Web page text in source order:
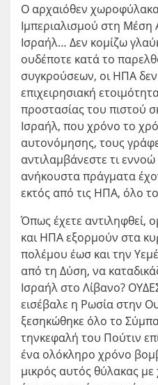
Ο αρχαιόθεν
Ιμπεριαλισμού στη Μέση
Ισραήλ… Δεν κομίζω
ουδέποτε κατά το
συγκρούσεων, οι ΗΠΑ δεν
επιχειρησιακή
προστασίας του πιστού
Ισραήλ, που χρόνο το
αυτονόμησης, τους
αντιλαμβάνεστε τι εννοώ
ανήκουστα πράγματα
εκτός από τις ΗΠΑ, όλο
Όπως έχετε αντιληφθεί,
και ΗΠΑ εξορμούν στα
πολέμου έωσ και την
από τη Δύση, να
Ισραήλ στο Λίβανο?
εισέβαλε η Ρωσία στην
ξεσηκώθηκε όλο το
τηνκεφαλή του Πούτιν
ένα ολόκληρο χρόνο
μικρός αυτός θύλακας με